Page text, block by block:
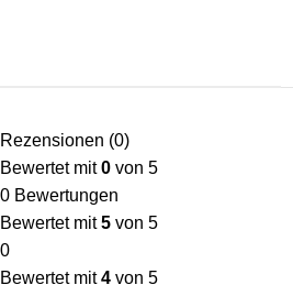
Rezensionen (0)
Bewertet mit0 von 5
0 Bewertungen
Bewertet mit5 von 5
0
Bewertet mit4 von 5